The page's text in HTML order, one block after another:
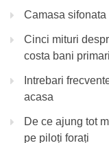
Camasa
Cinci mituri
costa bani
Intrebari
acasa
De ce ajung tot
pe piloți forați